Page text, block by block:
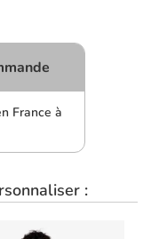
France à
: